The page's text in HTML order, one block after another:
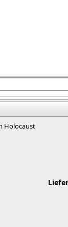
Holocaust